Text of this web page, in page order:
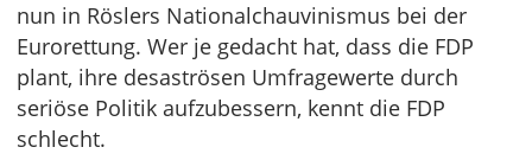
nun in Röslers Nationalchauvinismus bei der
Eurorettung. Wer je gedacht hat, dass die FDP
plant, ihre desaströsen Umfragewerte durch
seriöse Politik aufzubessern, kennt die FDP
schlecht.